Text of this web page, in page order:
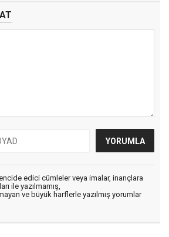
edici cümleler veya imalar, inançlara
ile yazılmamış,
ve büyük harflerle yazılmış yorumlar